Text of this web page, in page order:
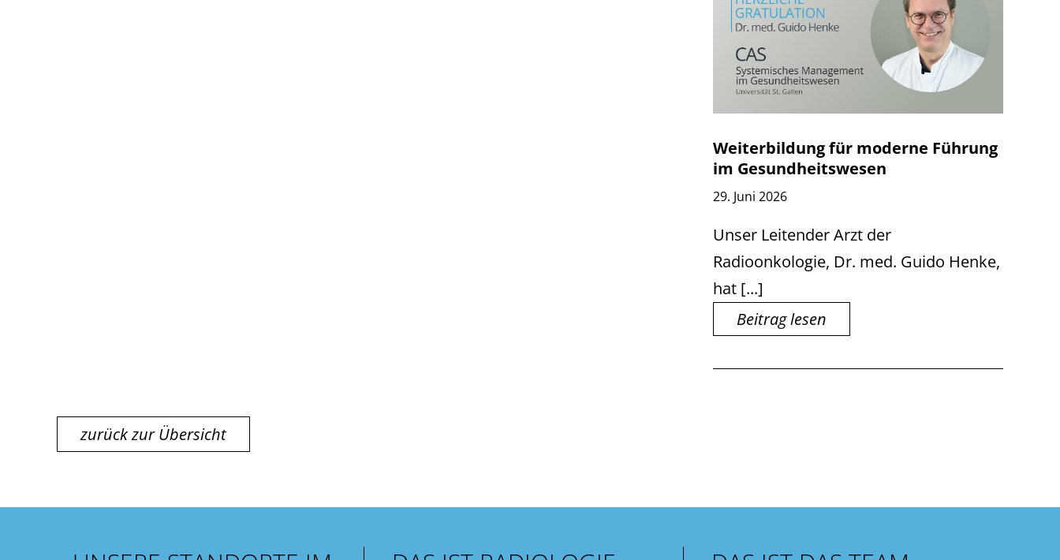
Weiterbildung für moderne Führung
im Gesundheitswesen
29. Juni 2026
Unser Leitender Arzt der
Radioonkologie, Dr. med. Guido Henke,
hat [...]
Beitrag lesen
zurück zur Übersicht